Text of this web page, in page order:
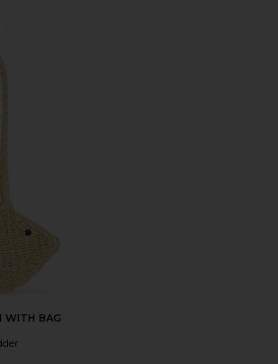
СУМКА RAFFIA FISH WITH BAG CHARM
WITH BAG